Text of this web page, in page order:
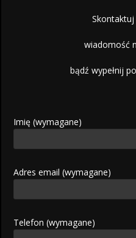
Skontaktuj
wiadomość
bądź wypełnij
Imię (wymagane)
Adres email (wymagane)
Telefon (wymagane)